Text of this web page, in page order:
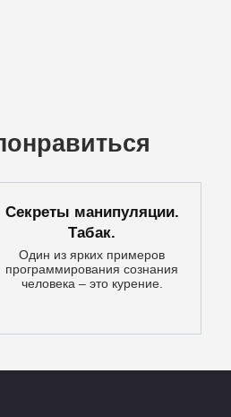
Секреты манипуляции.
Табак.
Один из ярких примеров
программирования сознания
человека – это курение.